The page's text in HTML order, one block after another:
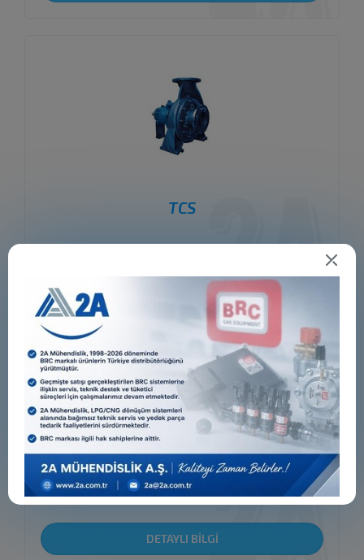
TCS
TCH GR. 5
DETAYLI BİLGİ